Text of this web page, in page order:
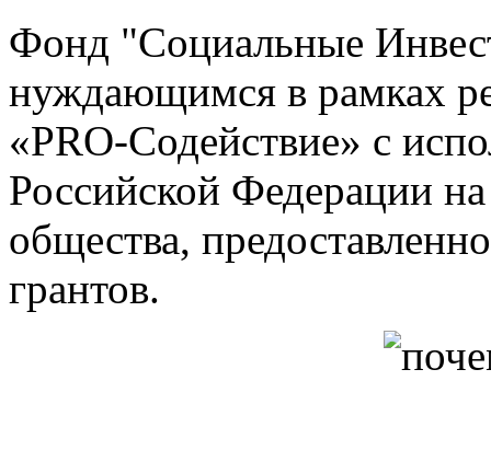
Фонд "Социальные
нуждающимся в рамках
«PRO-Содействие» с
Российской Федерации
общества,
грантов.